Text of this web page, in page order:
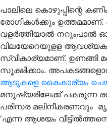
പാലിലെ കൊഴുപ്പിന്റെ
രോഗികള്‍ക്കും ഉത്തമമാണ്.
വളര്‍ത്തിയാല്‍ നറുംപാല്‍
വിലയേറെയുളള
സ്വീകാര്യമാണ്. ഉണങ്ങി
സൂക്ഷിക്കാം.
ആടുകളെ കൈകാര്യം
മനുഷ്യരിലേക്ക് പകരുന്ന
പരിസര മലിനീകരണവും
'എന്ന ആശയം